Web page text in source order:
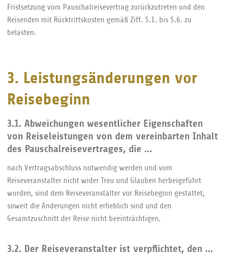
Fristsetzung vom Pauschalreisevertrag zurückzutreten und den
Reisenden mit Rücktrittskosten gemäß Ziff. 5.1. bis 5.6. zu
belasten.
3. Leistungsänderungen vor
Reisebeginn
3.1. Abweichungen wesentlicher Eigenschaften
von Reiseleistungen von dem vereinbarten Inhalt
des Pauschalreisevertrages, die ...
nach Vertragsabschluss notwendig werden und vom
Reiseveranstalter nicht wider Treu und Glauben herbeigeführt
wurden, sind dem Reiseveranstalter vor Reisebeginn gestattet,
soweit die Änderungen nicht erheblich sind und den
Gesamtzuschnitt der Reise nicht beeinträchtigen.
3.2. Der Reiseveranstalter ist verpflichtet, den ...